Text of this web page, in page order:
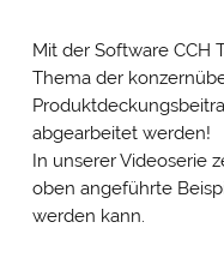
Mit der Software CCH
Thema der
abgearbeitet werden!
In unserer Videoserie
oben angeführte
werden kann.